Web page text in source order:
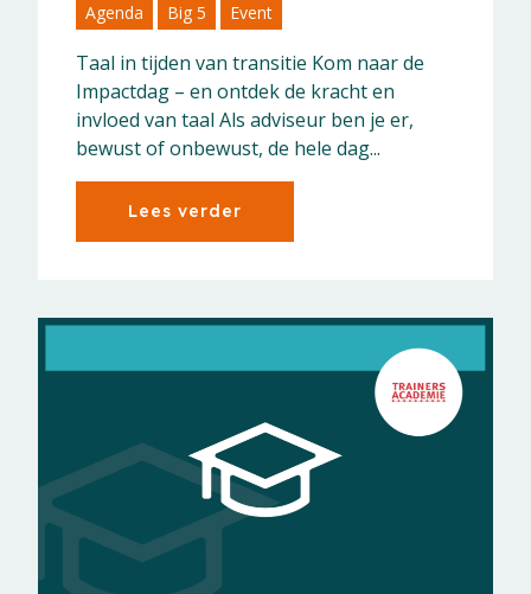
Agenda Big 5 Event
Taal in tijden van transitie Kom naar de
Impactdag – en ontdek de kracht en
invloed van taal Als adviseur ben je er,
bewust of onbewust, de hele dag...
Lees verder